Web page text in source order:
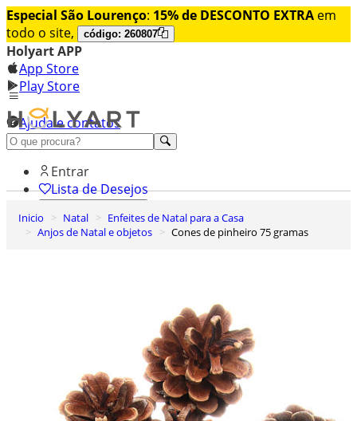
Especial São Lourenço: 15% de DESCONTO EXTRA em
todo o site,
código: 260807
Holyart APP
App Store
Play Store
Ajuda e contatos
Conheça premium
Entrar
Lista de Desejos
Carrinho de Compras
Inicio Natal
Enfeites de Natal para a Casa
Anjos de Natal e objetos
Cones de pinheiro 75 gramas